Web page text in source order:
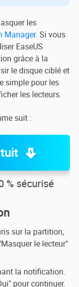
les
Manager. Si vous
EaseUS
grâce à la
le disque ciblé et
simple pour les
les lecteurs.
suit :
% sécurisé
sur la partition,
le lecteur"
la notification.
pour continuer.